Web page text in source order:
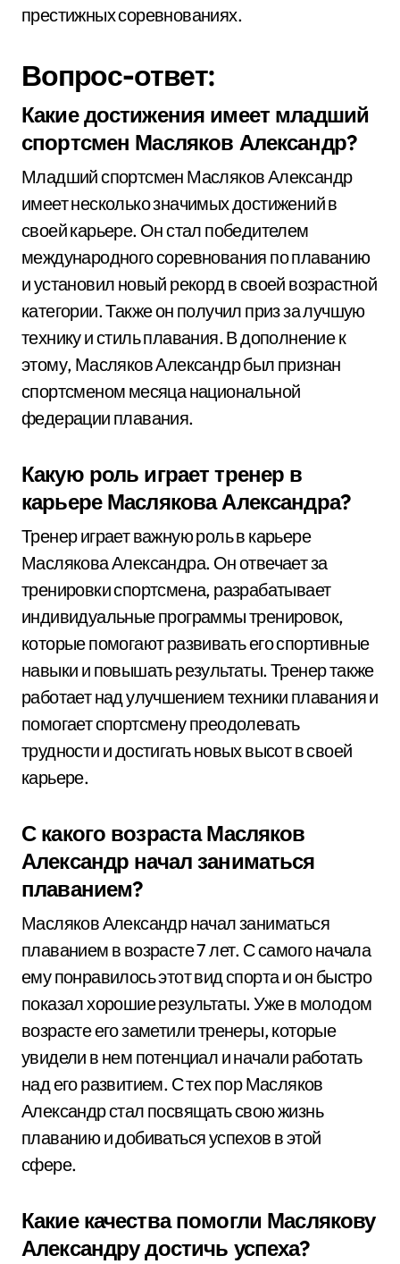
престижных соревнованиях.
Вопрос-ответ:
Какие достижения имеет младший
спортсмен Масляков Александр?
Младший спортсмен Масляков Александр
имеет несколько значимых достижений в
своей карьере. Он стал победителем
международного соревнования по плаванию
и установил новый рекорд в своей возрастной
категории. Также он получил приз за лучшую
технику и стиль плавания. В дополнение к
этому, Масляков Александр был признан
спортсменом месяца национальной
федерации плавания.
Какую роль играет тренер в
карьере Маслякова Александра?
Тренер играет важную роль в карьере
Маслякова Александра. Он отвечает за
тренировки спортсмена, разрабатывает
индивидуальные программы тренировок,
которые помогают развивать его спортивные
навыки и повышать результаты. Тренер также
работает над улучшением техники плавания и
помогает спортсмену преодолевать
трудности и достигать новых высот в своей
карьере.
С какого возраста Масляков
Александр начал заниматься
плаванием?
Масляков Александр начал заниматься
плаванием в возрасте 7 лет. С самого начала
ему понравилось этот вид спорта и он быстро
показал хорошие результаты. Уже в молодом
возрасте его заметили тренеры, которые
увидели в нем потенциал и начали работать
над его развитием. С тех пор Масляков
Александр стал посвящать свою жизнь
плаванию и добиваться успехов в этой
сфере.
Какие качества помогли Маслякову
Александру достичь успеха?